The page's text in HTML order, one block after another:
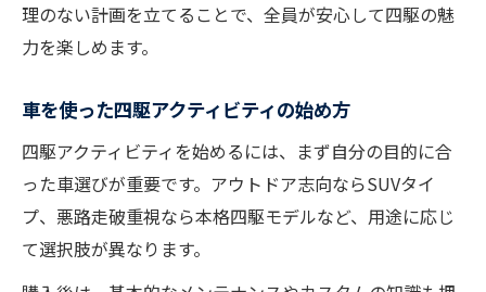
理のない計画を立てることで、全員が安心して四駆の魅
力を楽しめます。
車を使った四駆アクティビティの始め方
四駆アクティビティを始めるには、まず自分の目的に合
った車選びが重要です。アウトドア志向ならSUVタイ
プ、悪路走破重視なら本格四駆モデルなど、用途に応じ
て選択肢が異なります。